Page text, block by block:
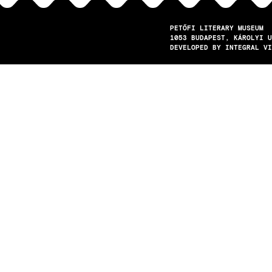
PETŐFI LITERARY MUSEUM
1053
BUDAPEST
KÁROLYI
DEVELOPED BY INTEGRAL